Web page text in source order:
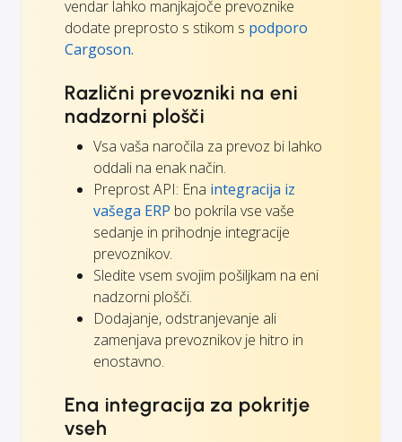
vendar lahko manjkajoče prevoznike
dodate preprosto s stikom s podporo
Cargoson.
Različni prevozniki na eni
nadzorni plošči
Vsa vaša naročila za prevoz bi lahko
oddali na enak način.
Preprost API: Ena integracija iz
vašega ERP bo pokrila vse vaše
sedanje in prihodnje integracije
prevoznikov.
Sledite vsem svojim pošiljkam na eni
nadzorni plošči.
Dodajanje, odstranjevanje ali
zamenjava prevoznikov je hitro in
enostavno.
Ena integracija za pokritje
vseh